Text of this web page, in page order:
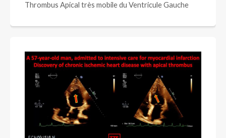
Thrombus Apical très mobile du Ventricule Gauche